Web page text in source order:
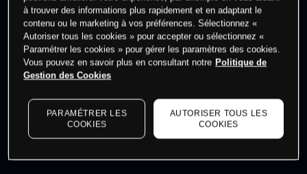
dernières données du marché.Log into see latest
market data
à trouver des informations plus rapidement et en adaptant le
contenu ou le marketing à vos préférences. Sélectionnez «
Autoriser tous les cookies » pour accepter ou sélectionnez «
Paramétrer les cookies » pour gérer les paramètres des cookies.
Vous pouvez en savoir plus en consultant notre Politique de
Gestion des Cookies
PARAMÉTRER LES
COOKIES
AUTORISER TOUS LES
COOKIES